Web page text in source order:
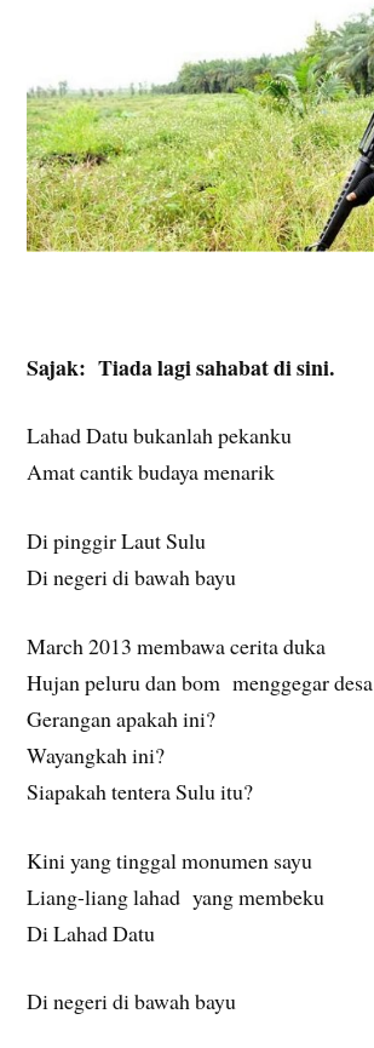
Sajak: Tiada lagi sahabat di sini.
Lahad Datu bukanlah pekanku
Amat cantik budaya menarik
Di pinggir Laut Sulu
Di negeri di bawah bayu
March 2013 membawa cerita duka
Hujan peluru dan bom menggegar desa
Gerangan apakah ini?
Wayangkah ini?
Siapakah tentera Sulu itu?
Kini yang tinggal monumen sayu
Liang-liang lahad yang membeku
Di Lahad Datu
Di negeri di bawah bayu